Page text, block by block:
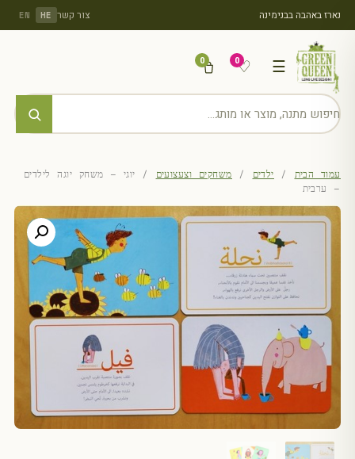
נארז באהבה בבנימינה צור קשר HE
EN
☰
♡
0
0
עמוד הבית / ילדים / משחקים וצעצועים / יוגי – משחק יוגה לילדים
– ערבית